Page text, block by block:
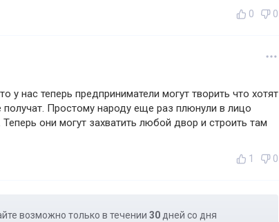
0 0
у нас теперь предприниматели могут творить что хотят
получат. Простому народу еще раз плюнули в лицо
Теперь они могут захватить любой двор и строить там
1 0
возможно только в течении 30 дней со дня